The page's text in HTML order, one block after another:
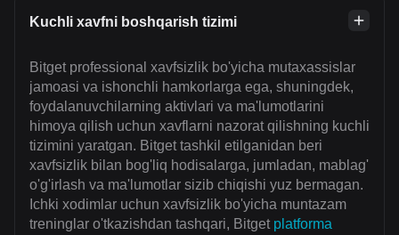
Kuchli xavfni boshqarish tizimi
Bitget professional xavfsizlik bo'yicha mutaxassislar
jamoasi va ishonchli hamkorlarga ega, shuningdek,
foydalanuvchilarning aktivlari va ma'lumotlarini
himoya qilish uchun xavflarni nazorat qilishning kuchli
tizimini yaratgan. Bitget tashkil etilganidan beri
xavfsizlik bilan bog'liq hodisalarga, jumladan, mablag'
o'g'irlash va ma'lumotlar sizib chiqishi yuz bermagan.
Ichki xodimlar uchun xavfsizlik bo'yicha muntazam
treninglar o'tkazishdan tashqari, Bitget platforma